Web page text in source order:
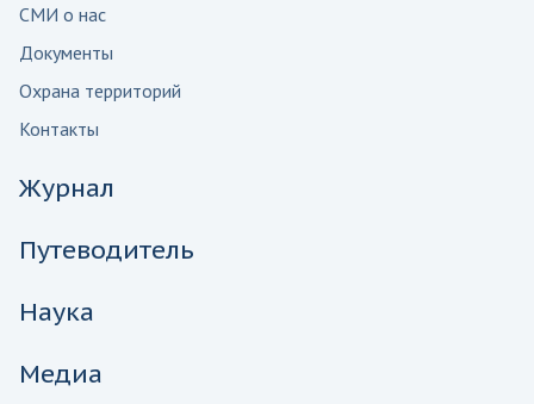
СМИ о нас
Документы
Охрана территорий
Контакты
Журнал
Путеводитель
Наука
Медиа